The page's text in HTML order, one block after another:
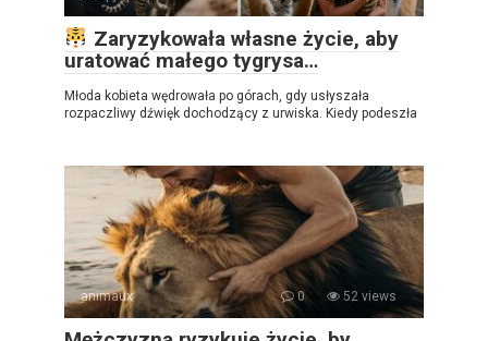
Zaryzykowała własne życie, aby
uratować małego tygrysa…
Młoda kobieta wędrowała po górach, gdy usłyszała
rozpaczliwy dźwięk dochodzący z urwiska. Kiedy podeszła
animaux 0 52 views